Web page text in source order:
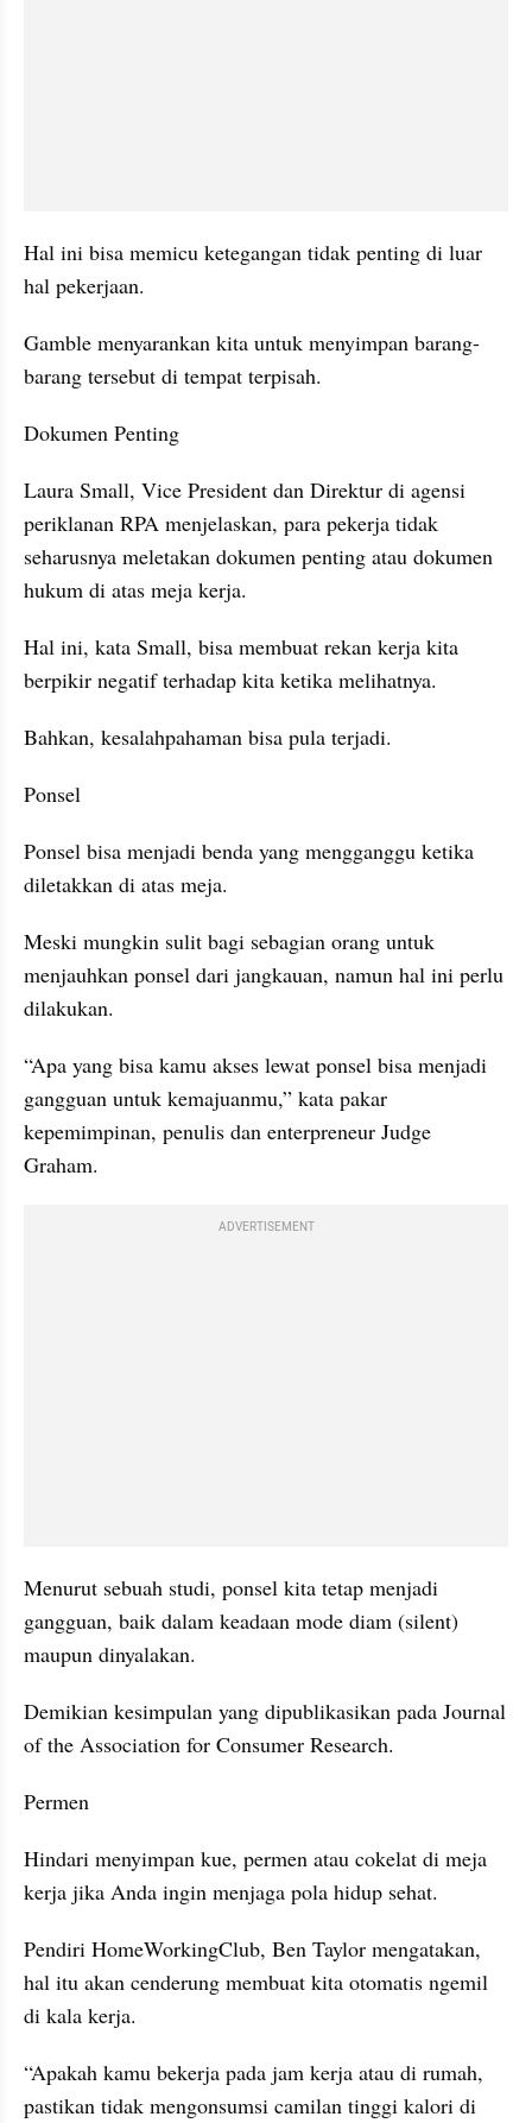
Hal ini bisa memicu ketegangan tidak penting di luar
hal pekerjaan.
Gamble menyarankan kita untuk menyimpan barang-
barang tersebut di tempat terpisah.
Dokumen Penting
Laura Small, Vice President dan Direktur di agensi
periklanan RPA menjelaskan, para pekerja tidak
seharusnya meletakan dokumen penting atau dokumen
hukum di atas meja kerja.
Hal ini, kata Small, bisa membuat rekan kerja kita
berpikir negatif terhadap kita ketika melihatnya.
Bahkan, kesalahpahaman bisa pula terjadi.
Ponsel
Ponsel bisa menjadi benda yang mengganggu ketika
diletakkan di atas meja.
Meski mungkin sulit bagi sebagian orang untuk
menjauhkan ponsel dari jangkauan, namun hal ini perlu
dilakukan.
“Apa yang bisa kamu akses lewat ponsel bisa menjadi
gangguan untuk kemajuanmu,” kata pakar
kepemimpinan, penulis dan enterpreneur Judge
Graham.
ADVERTISEMENT
Menurut sebuah studi, ponsel kita tetap menjadi
gangguan, baik dalam keadaan mode diam (silent)
maupun dinyalakan.
Demikian kesimpulan yang dipublikasikan pada Journal
of the Association for Consumer Research.
Permen
Hindari menyimpan kue, permen atau cokelat di meja
kerja jika Anda ingin menjaga pola hidup sehat.
Pendiri HomeWorkingClub, Ben Taylor mengatakan,
hal itu akan cenderung membuat kita otomatis ngemil
di kala kerja.
“Apakah kamu bekerja pada jam kerja atau di rumah,
pastikan tidak mengonsumsi camilan tinggi kalori di